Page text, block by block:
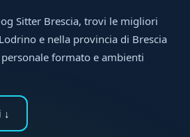
Sitter Brescia, trovi le migliori
e nella provincia di Brescia
formato e ambienti